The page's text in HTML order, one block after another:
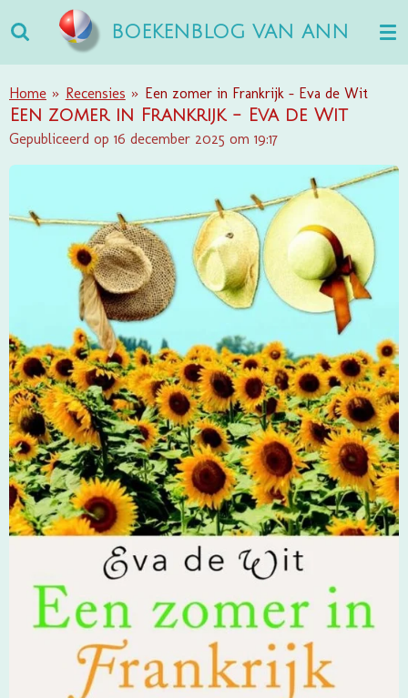
direct
naar
de
hoofdinhoud
BOEKENBLOG VAN ANN
Home » Recensies » Een zomer in Frankrijk - Eva de Wit
Een zomer in Frankrijk - Eva de Wit
Gepubliceerd op 16 december 2025 om 19:17